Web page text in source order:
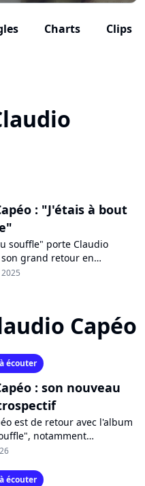
Charts Clips
: "J'étais à bout
souffle" porte Claudio
grand retour en
micro de Purecharts, le
Capéo
écouter
: son nouveau
est de retour avec l'album
notamment
Joseph Kamel et
écouter